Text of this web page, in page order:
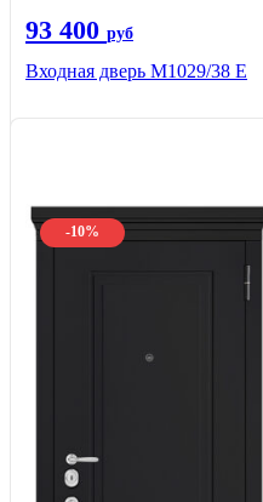
93 400 руб
Входная дверь М1029/38 E
-10%